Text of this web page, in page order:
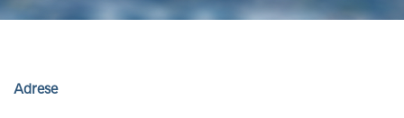
Adrese